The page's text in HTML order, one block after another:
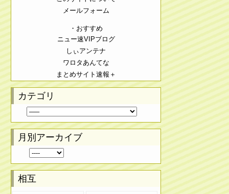
メールフォーム
・おすすめ
ニュー速VIPブログ
しぃアンテナ
ワロタあんてな
まとめサイト速報＋
カテゴリ
月別アーカイブ
相互